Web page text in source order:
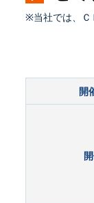
※当社では、Ｃ
開